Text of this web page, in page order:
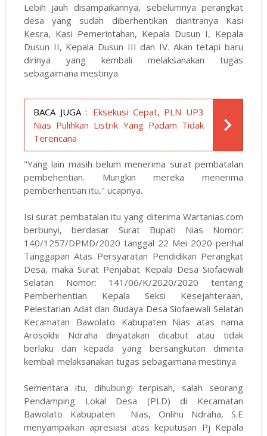
Lebih jauh disampaikannya, sebelumnya perangkat
desa yang sudah diberhentikan diantranya Kasi
Kesra, Kasi Pemerintahan, Kepala Dusun I, Kepala
Dusun II, Kepala Dusun III dan IV. Akan tetapi baru
dirinya yang kembali melaksanakan tugas
sebagaimana mestinya.
BACA JUGA : Eksekusi Cepat, PLN UP3
Nias Pulihkan Listrik Yang Padam Tidak
Terencana
"Yang lain masih belum menerima surat pembatalan
pembehentian. Mungkin mereka menerima
pemberhentian itu," ucapnya.
Isi surat pembatalan itu yang diterima Wartanias.com
berbunyi, berdasar Surat Bupati Nias Nomor:
140/1257/DPMD/2020 tanggal 22 Mei 2020 perihal
Tanggapan Atas Persyaratan Pendidikan Perangkat
Desa, maka Surat Penjabat Kepala Desa Siofaewali
Selatan Nomor: 141/06/K/2020/2020 tentang
Pemberhentian Kepala Seksi Kesejahteraan,
Pelestarian Adat dan Budaya Desa Siofaewali Selatan
Kecamatan Bawolato Kabupaten Nias atas nama
Arosokhi Ndraha dinyatakan dicabut atau tidak
berlaku dan kepada yang bersangkutan diminta
kembali melaksanakan tugas sebagaimana mestinya.
Sementara itu, dihubungi terpisah, salah seorang
Pendamping Lokal Desa (PLD) di Kecamatan
Bawolato Kabupaten Nias, Onlihu Ndraha, S.E
menyampaikan apresiasi atas keputusan Pj Kepala